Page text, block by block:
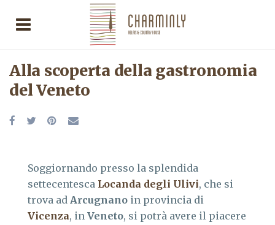
Alla scoperta della gastronomia
del Veneto
Soggiornando presso la splendida
settecentesca Locanda degli Ulivi, che si
trova ad Arcugnano in provincia di
Vicenza, in Veneto, si potrà avere il piacere